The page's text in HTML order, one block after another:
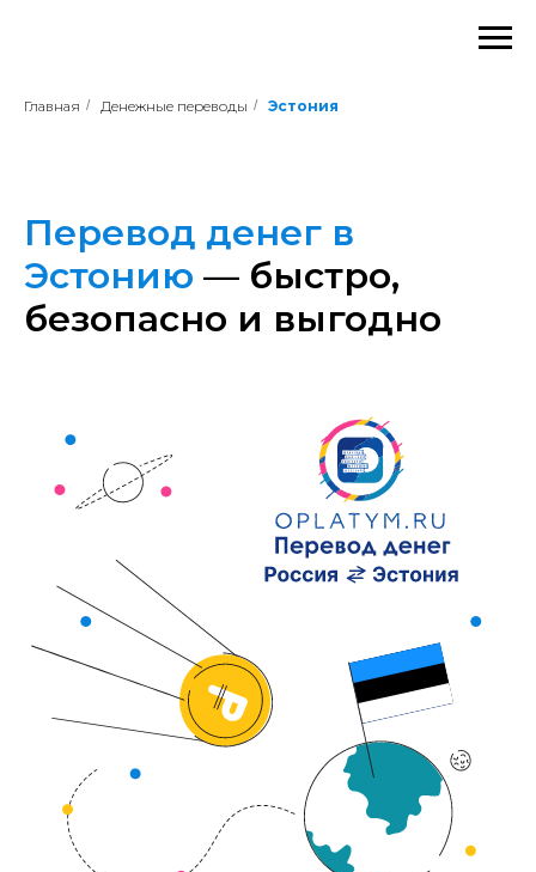
Главная / Денежные переводы / Эстония
Перевод денег в
Эстонию — быстро,
безопасно и выгодно